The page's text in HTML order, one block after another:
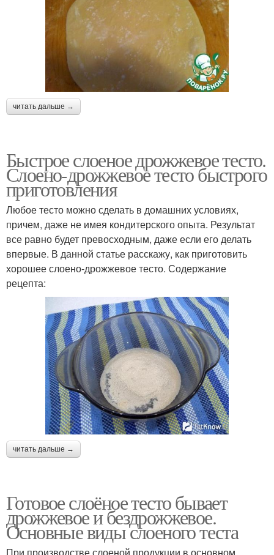
читать дальше →
Быстрое слоеное дрожжевое тесто.
Слоено-дрожжевое тесто быстрого
приготовления
Любое тесто можно сделать в домашних условиях,
причем, даже не имея кондитерского опыта. Результат
все равно будет превосходным, даже если его делать
впервые. В данной статье расскажу, как приготовить
хорошее слоено-дрожжевое тесто. Содержание
рецепта:
читать дальше →
Готовое слоёное тесто бывает
дрожжевое и бездрожжевое.
Основные виды слоеного теста